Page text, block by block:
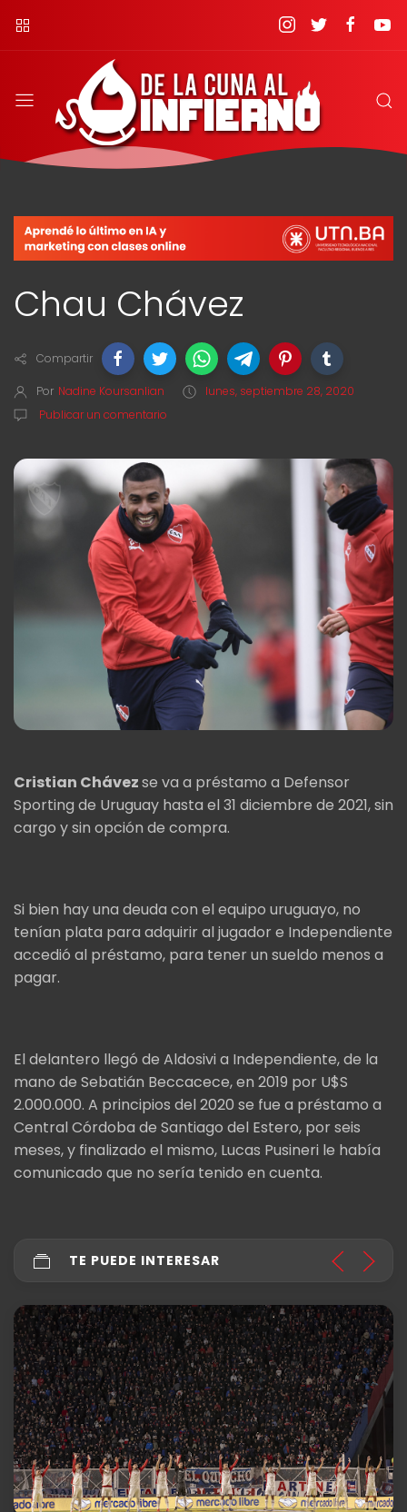
Chau Chávez
Compartir
Por Nadine Koursanlian
lunes, septiembre 28, 2020
Publicar un comentario
Cristian Chávezse va a préstamo a Defensor
Sporting de Uruguay hasta el 31 diciembre de 2021, sin
cargo y sin opción de compra.
Si bien hay una deuda con el equipo uruguayo, no
tenían plata para adquirir al jugador e Independiente
accedió al préstamo, para tener un sueldo menos a
pagar.
El delantero llegó de Aldosivi a Independiente, de la
mano de Sebatián Beccacece, en 2019 por U$S
2.000.000. A principios del 2020 se fue a préstamo a
Central Córdoba de Santiago del Estero, por seis
meses, y finalizado el mismo, Lucas Pusineri le había
comunicado que no sería tenido en cuenta.
TE PUEDE INTERESAR